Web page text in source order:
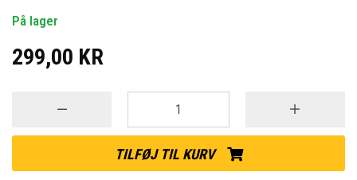
På lager
299,00 KR
TILFØJ TIL KURV